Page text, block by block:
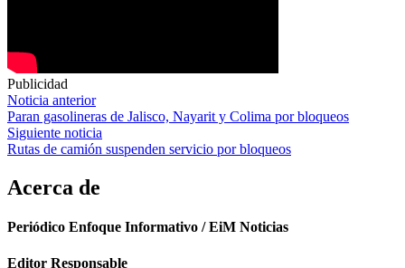
Publicidad
Navegación
de
entradas
Noticia anterior
Paran gasolineras de Jalisco, Nayarit y Colima por bloqueos
Siguiente noticia
Rutas de camión suspenden servicio por bloqueos
Acerca de
Periódico Enfoque Informativo / EiM Noticias
Editor Responsable